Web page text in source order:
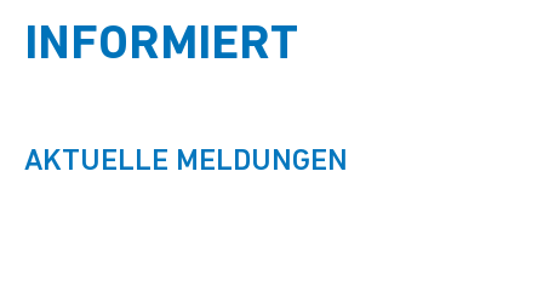
INFORMIERT
AKTUELLE MELDUNGEN